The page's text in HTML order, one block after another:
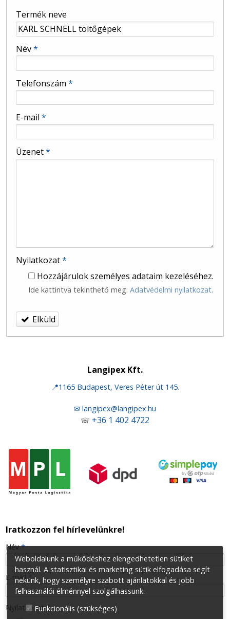
-
Termék neve
Név*
Telefonszám *
E-mail *
Üzenet*
Nyilatkozat*
Hozzájárulok személyes adataim kezeléséhez.
Ide kattintva tekinthető meg: Adatvédelmi nyilatkozat.
Elküld
Langipex Kft.
📍1165 Budapest, Veres Péter út 145.
✉ langipex@langipex.hu
☏ +36 1 402 4722
Iratkozzon fel hírlevelünkre!
-
-
-
Név*
E-mail*
Nyilatkozat*
Weboldalunk a működéshez elengedhetetlen sütiket
használ. A statisztikai és marketing sütik elfogadása segít
nekünk, hogy személyre szabott ajánlatokkal és jobb
felhasználói élménnyel szolgálhassunk.
Funkcionális (szükséges)